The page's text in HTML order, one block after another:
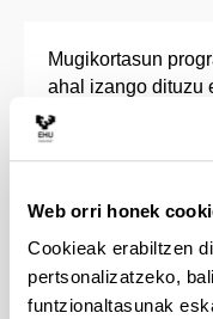
Web orri honek
Cookieak erabiltzen
pertsonalizatzeko,
funtzionaltasunak
Mugikortasun
ahal izango dituzu
atzerrian (Europan
UPV/EHU-AL ,
Beste Norakoak